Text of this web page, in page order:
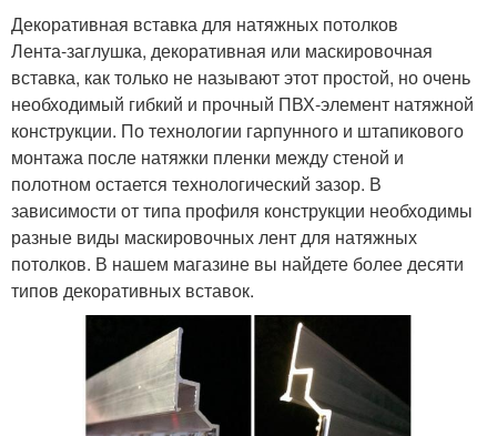
Декоративная вставка для натяжных потолков
Лента-заглушка, декоративная или маскировочная
вставка, как только не называют этот простой, но очень
необходимый гибкий и прочный ПВХ-элемент натяжной
конструкции. По технологии гарпунного и штапикового
монтажа после натяжки пленки между стеной и
полотном остается технологический зазор. В
зависимости от типа профиля конструкции необходимы
разные виды маскировочных лент для натяжных
потолков. В нашем магазине вы найдете более десяти
типов декоративных вставок.